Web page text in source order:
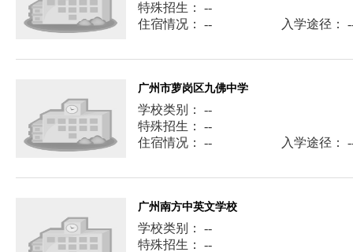
特殊招生： --
住宿情况： --
入学途径：
广州市萝岗区九佛中学
学校类别： --
特殊招生： --
住宿情况： --
入学途径：
广州南方中英文学校
学校类别： --
特殊招生： --